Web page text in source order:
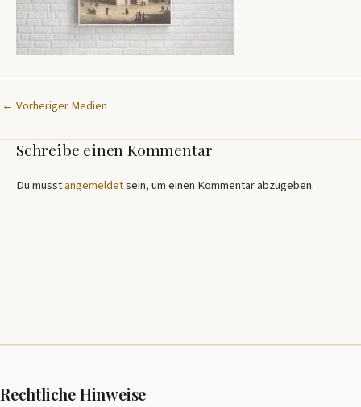
← Vorheriger Medien
Schreibe einen Kommentar
Du musstangemeldetsein, um einen Kommentar abzugeben.
Rechtliche Hinweise